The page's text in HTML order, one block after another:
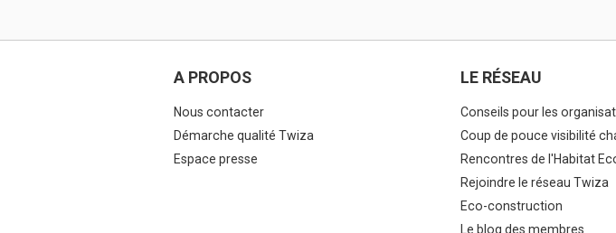
A PROPOS
Nous contacter
Démarche qualité Twiza
Espace presse
LE RÉSEAU
Conseils pour les
Coup de pouce visibilité
Rencontres de l'Habitat
Rejoindre le réseau Twiza
Eco-construction
Le blog des membres